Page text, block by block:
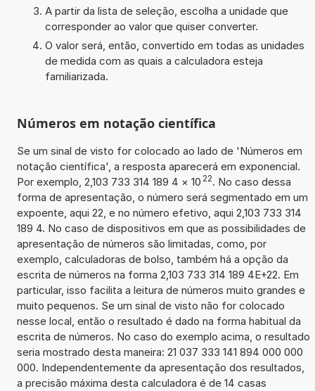
A partir da lista de seleção, escolha a unidade que
corresponder ao valor que quiser converter.
O valor será, então, convertido em todas as unidades
de medida com as quais a calculadora esteja
familiarizada.
Números em notação científica
Se um sinal de visto for colocado ao lado de 'Números em
notação científica', a resposta aparecerá em exponencial.
Por exemplo, 2,103 733 314 189 4 × 10 22. No caso dessa
forma de apresentação, o número será segmentado em um
expoente, aqui 22, e no número efetivo, aqui 2,103 733 314
189 4. No caso de dispositivos em que as possibilidades de
apresentação de números são limitadas, como, por
exemplo, calculadoras de bolso, também há a opção da
escrita de números na forma 2,103 733 314 189 4E+22. Em
particular, isso facilita a leitura de números muito grandes e
muito pequenos. Se um sinal de visto não for colocado
nesse local, então o resultado é dado na forma habitual da
escrita de números. No caso do exemplo acima, o resultado
seria mostrado desta maneira: 21 037 333 141 894 000 000
000. Independentemente da apresentação dos resultados,
a precisão máxima desta calculadora é de 14 casas